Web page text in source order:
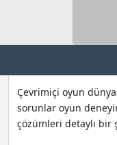
t
e
r
Çevrimiçi oyun
sorunlar oyun
çözümleri detaylı bir